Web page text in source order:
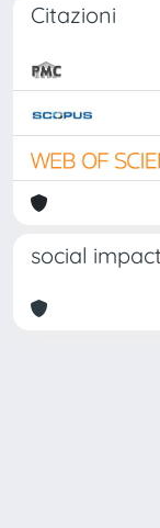
Citazioni
social impact